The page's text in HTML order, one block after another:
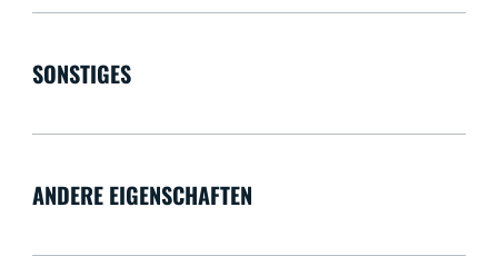
SONSTIGES
ANDERE EIGENSCHAFTEN